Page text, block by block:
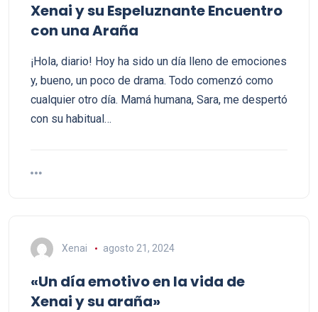
Xenai y su Espeluznante Encuentro
con una Araña
¡Hola, diario! Hoy ha sido un día lleno de emociones
y, bueno, un poco de drama. Todo comenzó como
cualquier otro día. Mamá humana, Sara, me despertó
con su habitual…
Xenai agosto 21, 2024
«Un día emotivo en la vida de
Xenai y su araña»